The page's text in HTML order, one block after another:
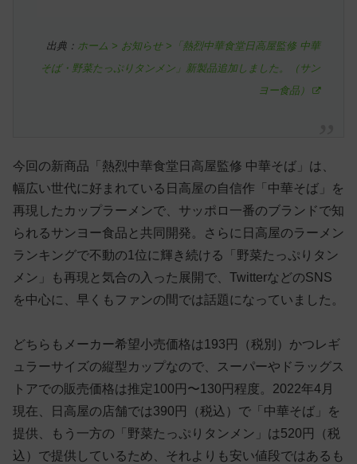
出典： ホーム > お知らせ >「熱烈中華食堂日高屋監修 中華
そば・野菜たっぷりタンメン」新製品追加しました。（サン
ヨー食品）
今回の新商品「熱烈中華食堂日高屋監修 中華そば」は、
幅広い世代に好まれている日高屋の自信作「中華そば」を
再現したカップラーメンで、サッポロ一番のブランドで知
られるサンヨー食品と共同開発。さらに日高屋のラーメン
ランキングで不動の1位に輝き続ける「野菜たっぷりタン
メン」も再現と気合の入った展開で、TwitterなどのSNS
を中心に、早くもファンの間では話題になっていました。
どちらもメーカー希望小売価格は193円（税別）かつレギ
ュラーサイズの縦型カップなので、スーパーやドラッグス
トアでの販売価格は推定100円〜130円程度。2022年4月
現在、日高屋の店舗では390円（税込）で「中華そば」を
提供、もう一方の「野菜たっぷりタンメン」は520円（税
込）で提供しているため、それよりも安い値段ではあるも